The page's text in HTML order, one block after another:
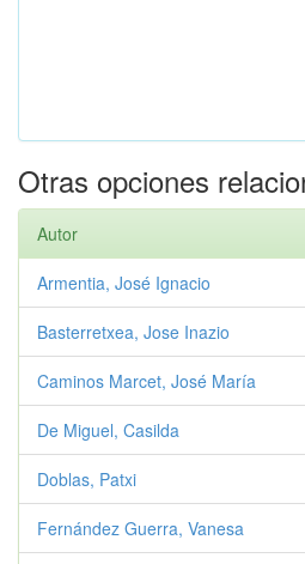
Otras opciones
Autor
Armentia, José Ignacio
Basterretxea, Jose Inazio
Caminos Marcet, José María
De Miguel, Casilda
Doblas, Patxi
Fernández Guerra, Vanesa